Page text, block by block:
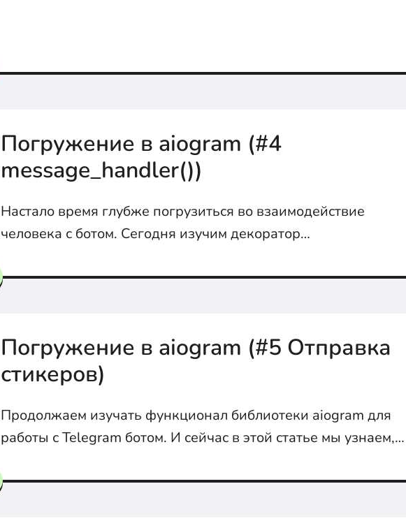
Погружение в aiogram (#4
message_handler())
Настало время глубже погрузиться во взаимодействие
человека с ботом. Сегодня изучим декоратор
конкретные сообщения от пользователя и отвечать на его
Погружение в aiogram (#5 Отправка
стикеров)
Продолжаем изучать функционал библиотеки aiogram для
работы с Telegram ботом. И сейчас в этой статье мы узнаем,
взаимодействующим.